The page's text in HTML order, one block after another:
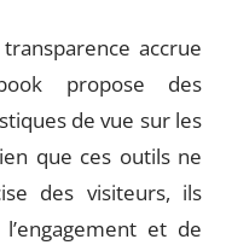
accrue
propose des
de vue sur les
que ces outils ne
des visiteurs, ils
et de